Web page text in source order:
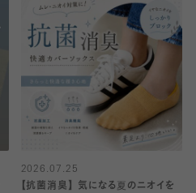
2026.07.25
【抗菌消臭】 気になる夏のニオイを